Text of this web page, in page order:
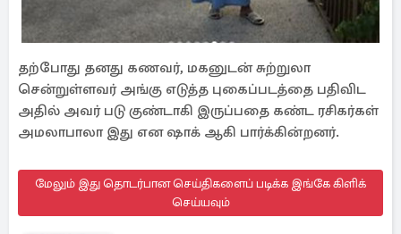
தற்போது தனது கணவர், மகனுடன் சுற்றுலா
சென்றுள்ளவர் அங்கு எடுத்த புகைப்படத்தை பதிவிட
அதில் அவர் படு குண்டாகி இருப்பதை கண்ட ரசிகர்கள்
அமலாபாலா இது என ஷாக் ஆகி பார்க்கின்றனர்.
மேலும் இது தொடர்பான செய்திகளைப் படிக்க இங்கே கிளிக்
செய்யவும்